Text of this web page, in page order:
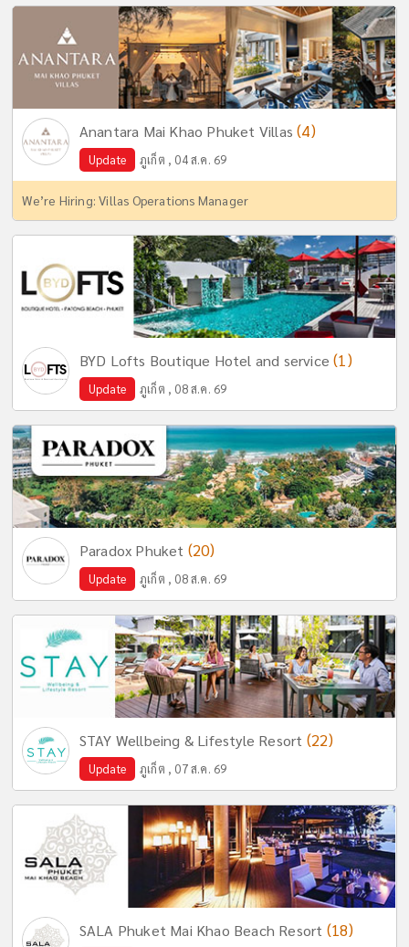
Anantara Mai Khao Phuket Villas(4)
Update ภูเก็ต , 04 ส.ค. 69
We’re Hiring: Villas Operations Manager
BYD Lofts Boutique Hotel and service(1)
Update ภูเก็ต , 08 ส.ค. 69
Paradox Phuket (20)
Update ภูเก็ต , 08 ส.ค. 69
STAY Wellbeing & Lifestyle Resort (22)
Update ภูเก็ต , 07 ส.ค. 69
SALA Phuket Mai Khao Beach Resort (18)